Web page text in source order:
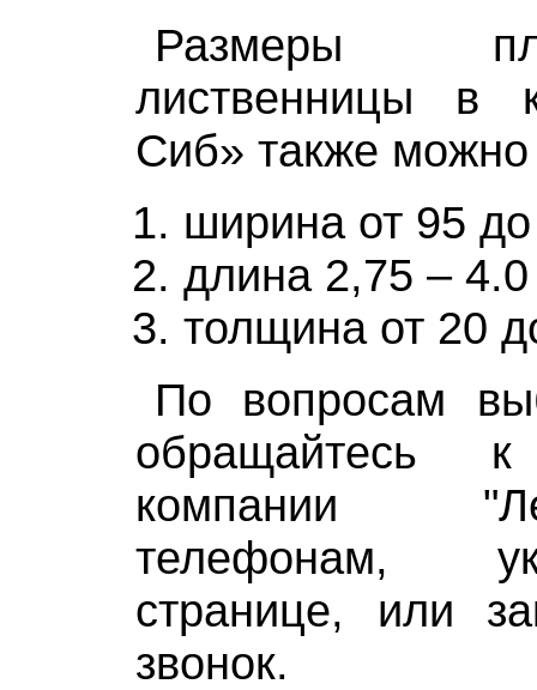
Размеры
лиственницы в
Сиб» также
ширина от 95
длина 2,75 –
толщина от 20
По вопросам
обращайтесь к
компании
телефонам,
странице, или
звонок.